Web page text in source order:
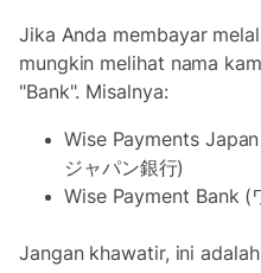
Jika Anda membayar
mungkin melihat nama
"Bank". Misalnya:
Wise Payments
ジャパン銀行)
Wise Payment Bank (
Jangan khawatir, ini